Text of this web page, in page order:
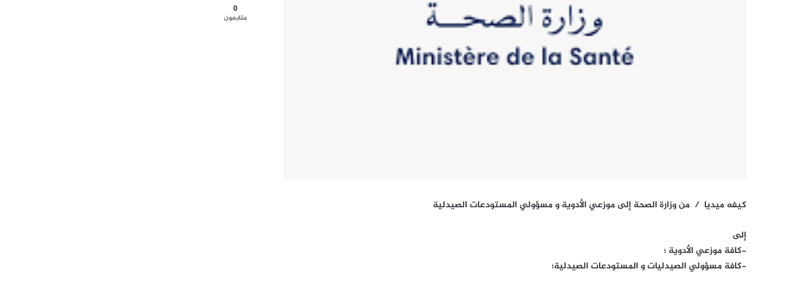
كيفه ميديا / من وزارة الصحة إلى موزعي الأدوية و مسؤولي المستودعات الصيدلية
إلى
-كافة موزعي الأدوية ؛
-كافة مسؤولي الصيدليات و المستودعات الصيدلية؛
0
متابعون